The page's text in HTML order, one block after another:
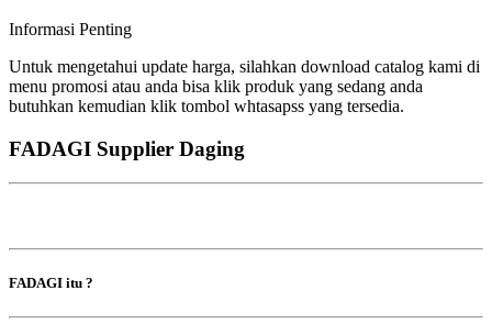
Informasi Penting
Untuk mengetahui update harga, silahkan download catalog kami di
menu promosi atau anda bisa klik produk yang sedang anda
butuhkan kemudian klik tombol whtasapss yang tersedia.
FADAGI Supplier Daging
FADAGI itu ?